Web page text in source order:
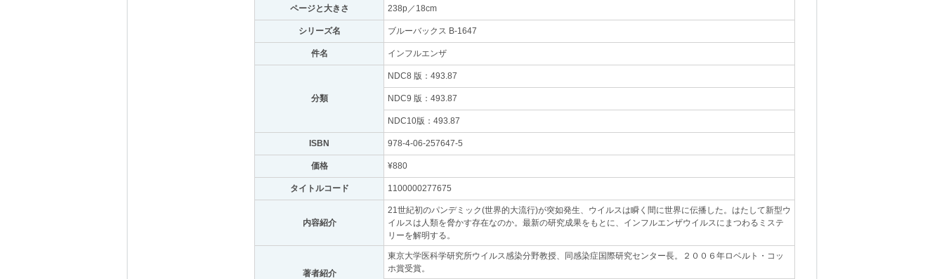
ページと大きさ 238p／18cm
シリーズ名 ブルーバックス B-1647
件名 インフルエンザ
分類
NDC8 版：493.87
NDC9 版：493.87
NDC10版：493.87
ISBN 978-4-06-257647-5
価格 ¥880
タイトルコード 1100000277675
内容紹介
21世紀初のパンデミック(世界的大流行)が突如発生、ウイルスは瞬く間に世界に伝播した。はたして新型ウ
イルスは人類を脅かす存在なのか。最新の研究成果をもとに、インフルエンザウイルスにまつわるミステ
リーを解明する。
著者紹介
東京大学医科学研究所ウイルス感染分野教授、同感染症国際研究センター長。２００６年ロベルト・コッ
ホ賞受賞。